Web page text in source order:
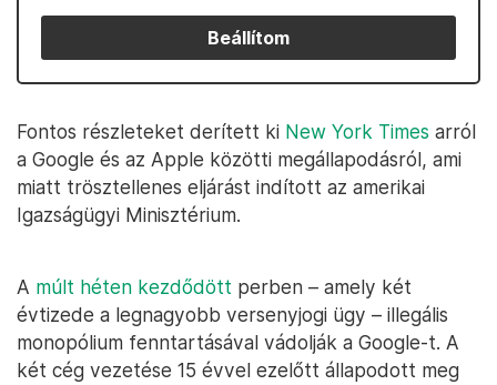
Beállítom
Fontos részleteket derített ki New York Times arról
a Google és az Apple közötti megállapodásról, ami
miatt trösztellenes eljárást indított az amerikai
Igazságügyi Minisztérium.
A múlt héten kezdődött perben – amely két
évtizede a legnagyobb versenyjogi ügy – illegális
monopólium fenntartásával vádolják a Google-t. A
két cég vezetése 15 évvel ezelőtt állapodott meg